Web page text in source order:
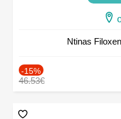
Ntinas
-15%
46.53€